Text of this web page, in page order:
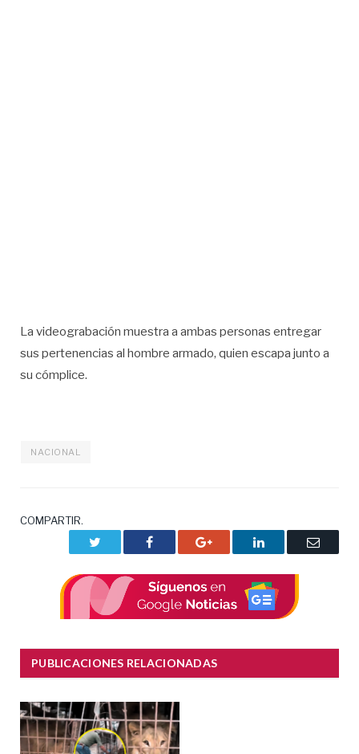
La videograbación muestra a ambas personas entregar
sus pertenencias al hombre armado, quien escapa junto a
su cómplice.
NACIONAL
COMPARTIR.
Facebook Google+ LinkedIn
Correo
PUBLICACIONES RELACIONADAS